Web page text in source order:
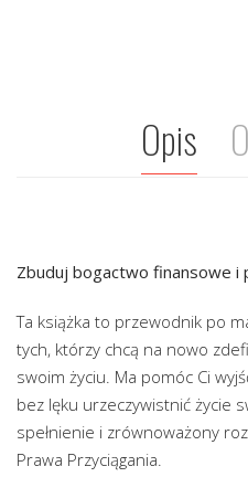
Opis
Zbuduj bogactwo finansowe i
Ta książka to przewodnik po
tych, którzy chcą na nowo
swoim życiu. Ma pomóc Ci
bez lęku urzeczywistnić życie
spełnienie i zrównoważony
Prawa Przyciągania.